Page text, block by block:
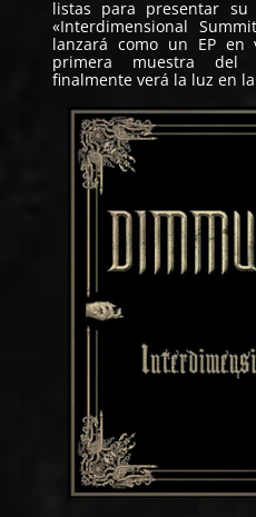
listas para presentar su
«Interdimensional
lanzará como un EP
primera muestra del
finalmente verá la luz en